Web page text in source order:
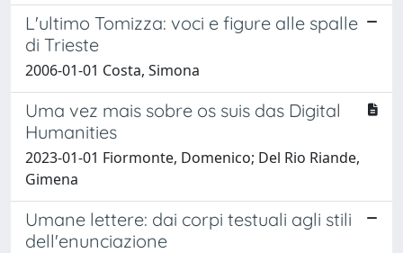
L'ultimo Tomizza: voci e figure alle spalle
di Trieste
2006-01-01 Costa, Simona
Uma vez mais sobre os suis das Digital
Humanities
2023-01-01 Fiormonte, Domenico; Del Rio Riande,
Gimena
Umane lettere: dai corpi testuali agli stili
dell'enunciazione